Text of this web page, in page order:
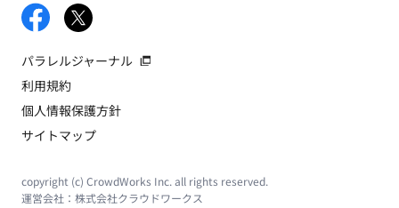
パラレルジャーナル
利用規約
個人情報保護方針
サイトマップ
copyright (c) CrowdWorks Inc. all rights reserved.
運営会社： 株式会社クラウドワークス